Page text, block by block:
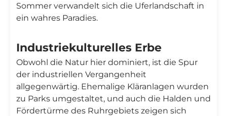
Sommer verwandelt sich die Uferlandschaft in
ein wahres Paradies.
Industriekulturelles Erbe
Obwohl die Natur hier dominiert, ist die Spur
der industriellen Vergangenheit
allgegenwärtig. Ehemalige Kläranlagen wurden
zu Parks umgestaltet, und auch die Halden und
Fördertürme des Ruhrgebiets zeigen sich